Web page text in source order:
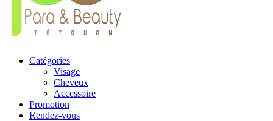
Catégories
Visage
Cheveux
Accessoire
Promotion
Rendez-vous